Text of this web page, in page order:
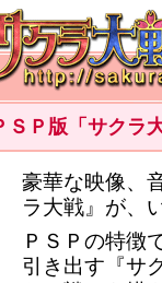
ＳＰ版「サクラ
豪華な映像、
ラ大戦』が、
ＰＳＰの特徴
引き出す『サ